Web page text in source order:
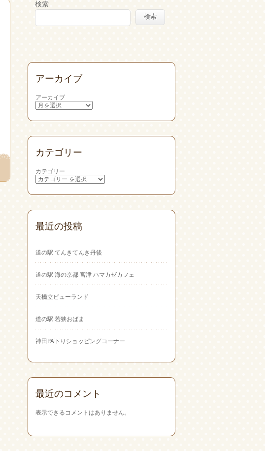
わせ
検索
検索
アーカイブ
アーカイブ
カテゴリー
カテゴリー
最近の投稿
道の駅 てんきてんき丹後
道の駅 海の京都 宮津 ハマカゼカフェ
天橋立ビューランド
道の駅 若狭おばま
神田PA下りショッピングコーナー
最近のコメント
表示できるコメントはありません。